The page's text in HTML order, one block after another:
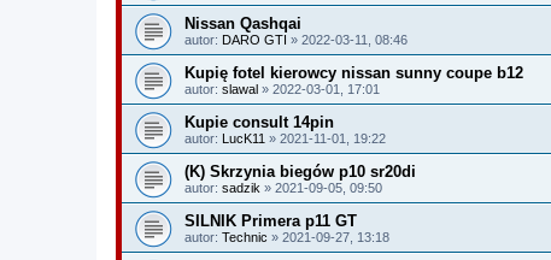
Nissan Qashqai
autor: DARO GTI » 2022-03-11, 08:46
Kupię fotel kierowcy nissan sunny coupe b12
autor: slawal » 2022-03-01, 17:01
Kupie consult 14pin
autor: LucK11 » 2021-11-01, 19:22
(K) Skrzynia biegów p10 sr20di
autor: sadzik » 2021-09-05, 09:50
SILNIK Primera p11 GT
autor: Technic » 2021-09-27, 13:18